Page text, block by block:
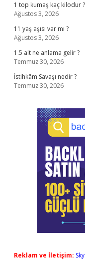
1 top kumaş kaç kilodur ?
Ağustos 3, 2026
11 yaş aşısı var mı ?
Ağustos 3, 2026
1.5 alt ne anlama gelir ?
Temmuz 30, 2026
İstihkâm Savaşı nedir ?
Temmuz 30, 2026
Reklam ve İletişim: